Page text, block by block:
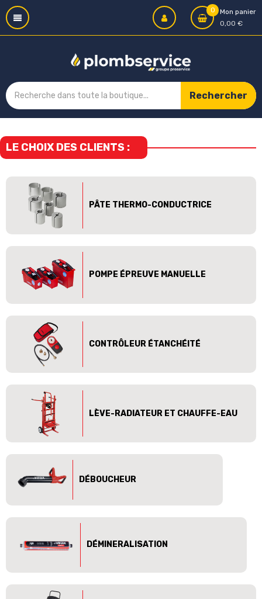
0
Mon panier
0,00 €
Rechercher
LE CHOIX DES CLIENTS :
PÂTE THERMO-CONDUCTRICE
POMPE ÉPREUVE MANUELLE
CONTRÔLEUR ÉTANCHÉITÉ
LÈVE-RADIATEUR ET CHAUFFE-EAU
DÉBOUCHEUR
DÉMINERALISATION